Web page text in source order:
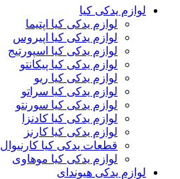
لوازم یدکی کیا
لوازم یدکی کیا اپتیما
لوازم یدکی کیا اپیروس
لوازم یدکی کیا اسپورتیج
لوازم یدکی کیا پیکانتو
لوازم یدکی کیا ریو
لوازم یدکی کیا سراتو
لوازم یدکی کیا سورنتو
لوازم یدکی کیا کادنزا
لوازم یدکی کیا کارنز
قطعات یدکی کیا کارنیوال
لوازم یدکی کیا موهاوی
لوازم یدکی هیوندای